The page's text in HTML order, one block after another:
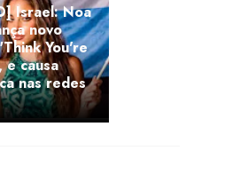
Israel: Noa
novo
You're
e causa
nas redes